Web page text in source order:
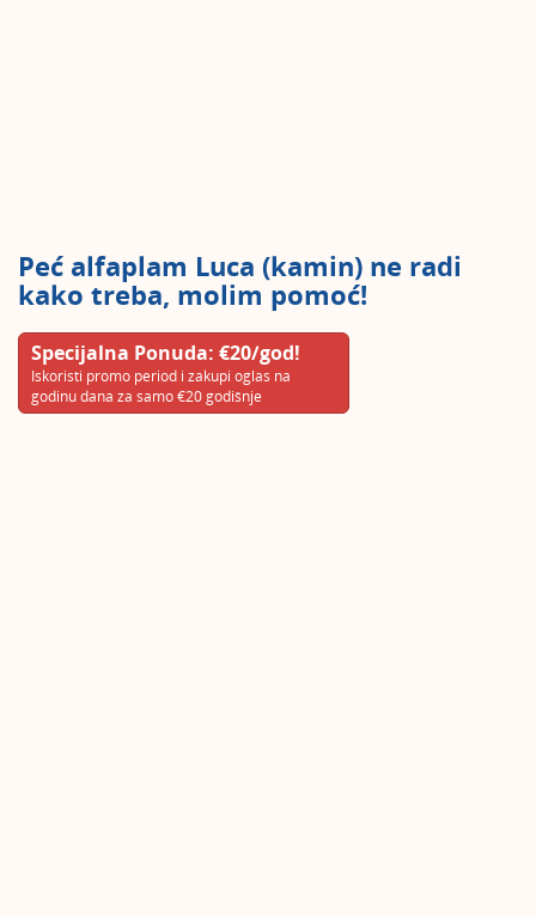
Peć alfaplam Luca (kamin) ne radi
kako treba, molim pomoć!
Specijalna Ponuda: €20/god!
Iskoristi promo period i zakupi oglas na
godinu dana za samo €20 godišnje